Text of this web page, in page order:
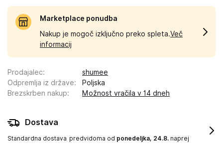
Marketplace ponudba
Nakup je mogoč izključno preko spleta.Več
informacij
Prodajalec:
shumee
Odpremlja iz države:
Poljska
Brezskrben nakup: Možnost vračila v 14 dneh
Dostava
Standardna dostava predvidoma od ponedeljka, 24.8. naprej